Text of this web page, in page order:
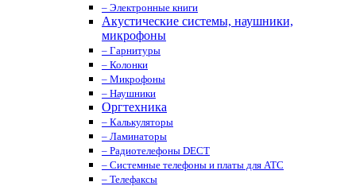
– Электронные книги
Акустические системы, наушники,
микрофоны
– Гарнитуры
– Колонки
– Микрофоны
– Наушники
Оргтехника
– Калькуляторы
– Ламинаторы
– Радиотелефоны DECT
– Системные телефоны и платы для АТС
– Телефаксы